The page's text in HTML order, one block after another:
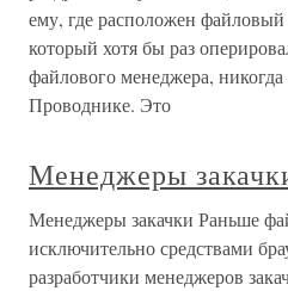
ему, где расположен
который хотя бы раз
файлового менеджера, никогда
Проводнике. Это
Менеджеры
Менеджеры закачки Раньше
исключительно средствами
разработчики менеджеров